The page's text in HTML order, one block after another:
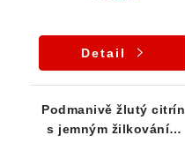
Detail
Podmanivě žlutý citrín
s jemným žilkováním